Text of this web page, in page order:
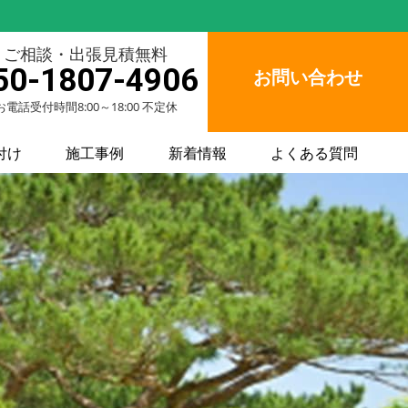
ご相談・出張見積無料
1807-4906
電話受付時間8:00～18:00 不定休
お問い合わせ
け 施工事例 新着情報 よくある質問